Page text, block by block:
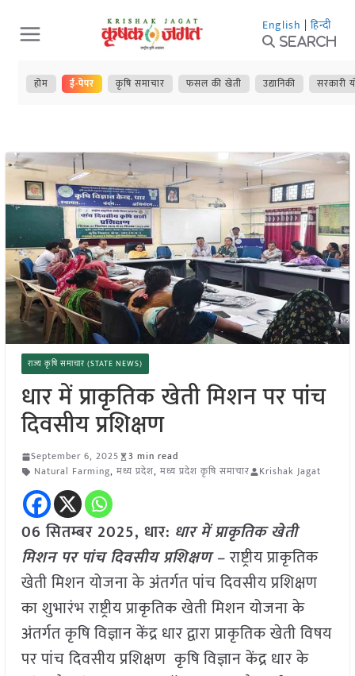
Skip
to
content
English | हिन्दी
Search
होम ई-पेपर कृषि समाचार फसल की खेती उद्यानिकी सरकारी
राज्य कृषि समाचार (STATE NEWS)
धार में प्राकृतिक खेती मिशन पर पांच
दिवसीय प्रशिक्षण
September 6, 2025
3 min read
Natural Farming, मध्य प्रदेश, मध्य प्रदेश कृषि समाचार Krishak Jagat
06 सितम्बर 2025, धार: धार में प्राकृतिक खेती
मिशन पर पांच दिवसीय प्रशिक्षण –राष्ट्रीय प्राकृतिक
खेती मिशन योजना के अंतर्गत पांच दिवसीय प्रशिक्षण
का शुभारंभ राष्ट्रीय प्राकृतिक खेती मिशन योजना के
अंतर्गत कृषि विज्ञान केंद्र धार द्वारा प्राकृतिक खेती विषय
पर पांच दिवसीय प्रशिक्षण कृषि विज्ञान केंद्र धार के